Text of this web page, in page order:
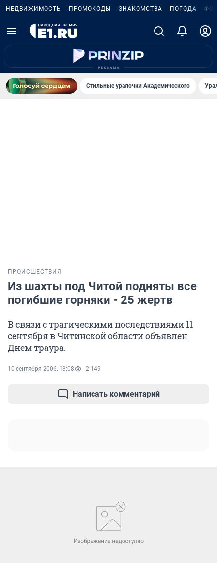
НЕДВИЖИМОСТЬ ПРОМОКОДЫ ЗНАКОМСТВА ПОГОДА
Стильные уралочки Академического
ПРОИСШЕСТВИЯ
Из шахты под Читой подняты все
погибшие горняки - 25 жертв
В связи с трагическими последствиями 11
сентября в Читинской области объявлен
Днем траура.
10 сентября 2006, 13:08 2 149
Написать комментарий